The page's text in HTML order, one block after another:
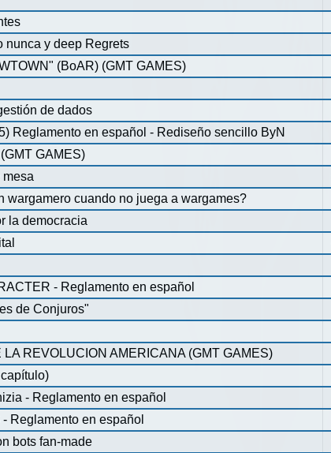
nunca y deep Regrets
(BoAR) (GMT GAMES)
de dados
Reglamento en español - Rediseño sencillo ByN
GAMES)
mesa
wargamero cuando no juega a wargames?
la democracia
- Reglamento en español
de Conjuros"
REVOLUCION AMERICANA (GMT GAMES)
- Reglamento en español
Reglamento en español
bots fan-made